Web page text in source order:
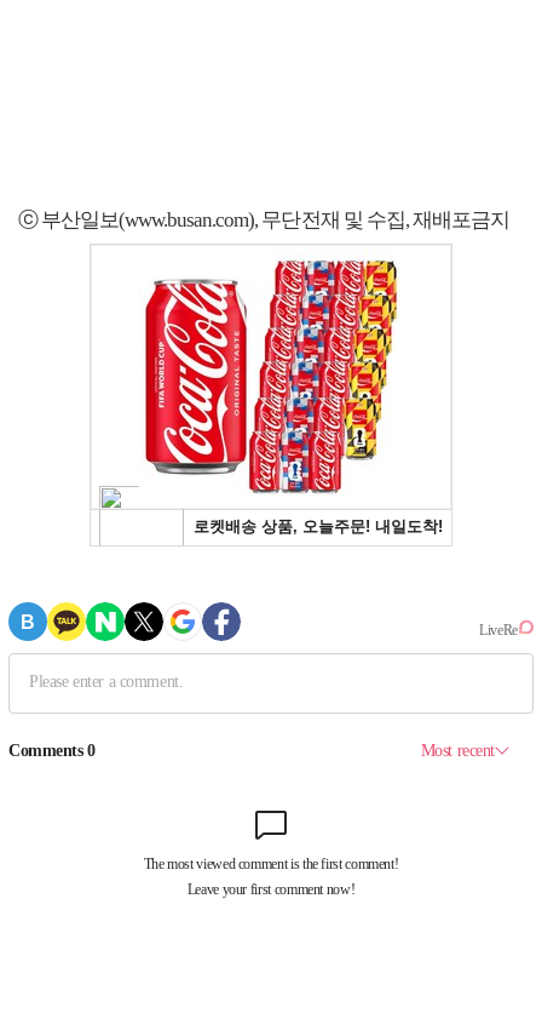
ⓒ 부산일보(www.busan.com), 무단전재 및 수집, 재배포금지